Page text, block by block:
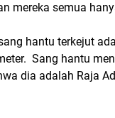
mereka semua
hantu terkejut
Sang hantu
dia adalah Raja